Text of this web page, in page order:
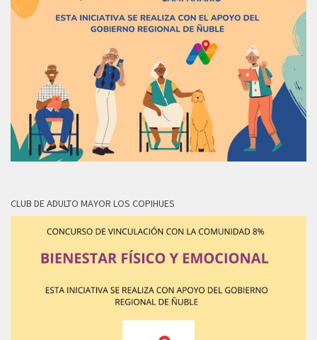
CLUB DE ADULTO MAYOR LOS COPIHUES